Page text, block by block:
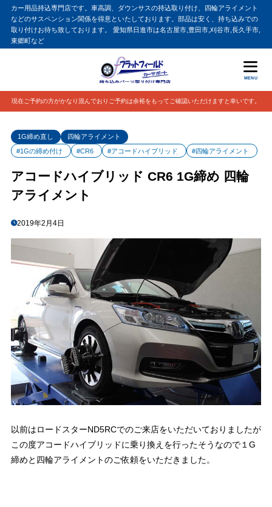
カー用品持込専門店です。車高調、ダウンサスの持込取り付け、四輪アライメント
などのサスペンション関係を得意といたしております。部品は安く、持ち込みでの
取り付けお待ち致しております。 愛知県日進市は名古屋市,豊田市,刈谷市,長久手市,
東郷町など
MENU
現在ご予約の方がかなり混んでおりご予約は余裕をもってご確認いただけますと幸いです。
1G締め直し
四輪アライメント
#1Gの締め付け
#CR6 #アコードハイブリッド #四輪アライメント
アコードハイブリッド CR6 1G締め 四輪
アライメント
2019年2月4日
以前はロードスターND5RCでのご来店をいただいておりましたが
この度アコードハイブリッドに乗り換えを行ったそうなので１G
締めと四輪アライメントのご依頼をいただきました。